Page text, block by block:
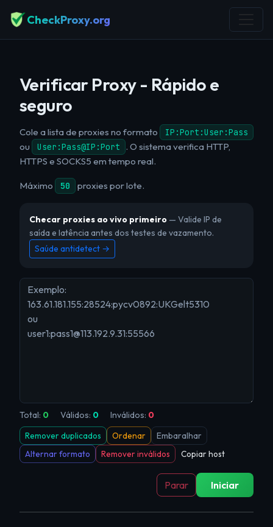
CheckProxy.org
Verificar Proxy - Rápido e
seguro
Cole a lista de proxies no formato IP:Port:User:Pass
ou User:Pass@IP:Port
. O sistema verifica HTTP,
HTTPS e SOCKS5 em tempo real.
Máximo 50 proxies por lote.
Checar proxies ao vivo primeiro — Valide IP de
saída e latência antes dos testes de vazamento.
Saúde antidetect →
Total: 0 Válidos: 0 Inválidos: 0
Remover duplicados
Ordenar
Embaralhar
Alternar formato
Remover inválidos Copiar host
Iniciar
Parar